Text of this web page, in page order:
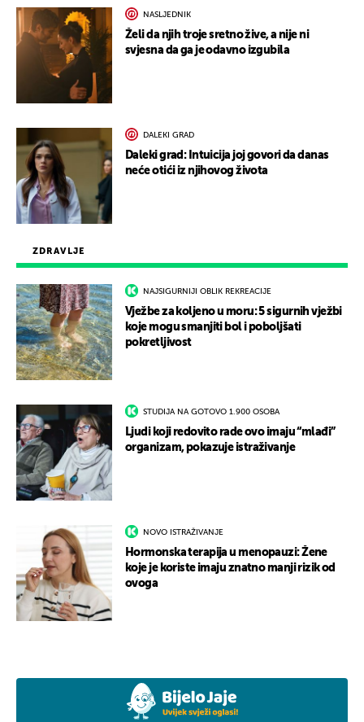
ZDRAVLJE
NAJSIGURNIJI OBLIK REKREACIJE
Vježbe za koljeno u moru: 5 sigurnih vježbi
koje mogu smanjiti bol i poboljšati
pokretljivost
STUDIJA NA GOTOVO 1.900 OSOBA
Ljudi koji redovito rade ovo imaju “mlađi”
organizam, pokazuje istraživanje
NOVO ISTRAŽIVANJE
Hormonska terapija u menopauzi: Žene
koje je koriste imaju znatno manji rizik od
ovoga
NASLJEDNIK
Želi da njih troje sretno žive, a nije ni
svjesna da ga je odavno izgubila
DALEKI GRAD
Daleki grad: Intuicija joj govori da danas
neće otići iz njihovog života